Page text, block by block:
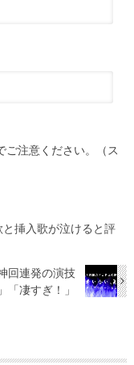
ご注意ください。（ス
と挿入歌が泣けると評
回連発の演技
「凄すぎ！」